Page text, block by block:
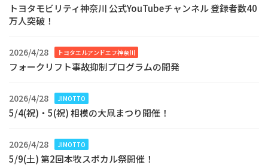
トヨタモビリティ神奈川 公式YouTubeチャンネル 登録者数40
万人突破！
2026/4/28 トヨタエルアンドエフ神奈川
フォークリフト事故抑制プログラムの開発
2026/4/28 JIMOTTO
5/4(祝)・5(祝) 相模の大凧まつり開催！
2026/4/28 JIMOTTO
5/9(土) 第2回本牧スポカル祭開催！